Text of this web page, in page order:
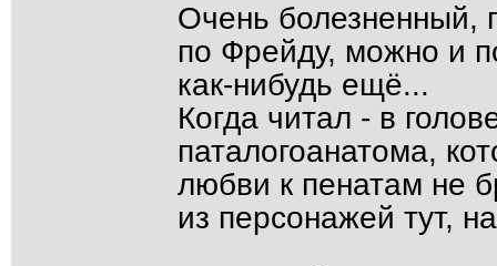
Очень болезненный,
по Фрейду, можно и
как-нибудь ещё...
Когда читал - в
паталогоанатома,
любви к пенатам не
из персонажей тут,